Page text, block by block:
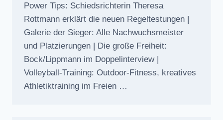
Power Tips: Schiedsrichterin Theresa
Rottmann erklärt die neuen Regeltestungen |
Galerie der Sieger: Alle Nachwuchsmeister
und Platzierungen | Die große Freiheit:
Bock/Lippmann im Doppelinterview |
Volleyball-Training: Outdoor-Fitness, kreatives
Athletiktraining im Freien …